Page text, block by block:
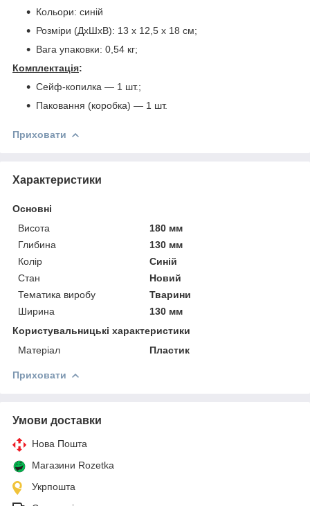
Кольори: синій
Розміри (ДхШхВ): 13 x 12,5 x 18 см;
Вага упаковки: 0,54 кг;
Комплектація:
Сейф-копилка — 1 шт.;
Паковання (коробка) — 1 шт.
Приховати
Характеристики
Основні
Висота
180 мм
Глибина
130 мм
Колір
Синій
Стан
Новий
Тематика виробу
Тварини
Ширина
130 мм
Користувальницькі характеристики
Матеріал
Пластик
Приховати
Умови доставки
Нова Пошта
Магазини Rozetka
Укрпошта